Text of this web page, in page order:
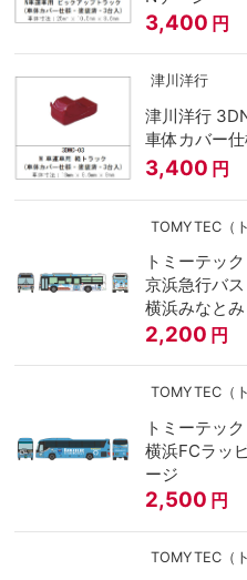
3,400 円
津川洋行
津川洋行
車体カバー
3,400 円
TOMYTEC（
トミーテッ
京浜急行バ
横浜みなと
2,200 円
TOMYTEC（
トミーテッ
横浜FCラッ
ージ
2,500 円
TOMYTEC（